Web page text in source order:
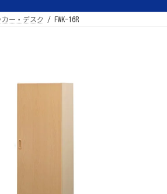
カー・デスク FWK-16R